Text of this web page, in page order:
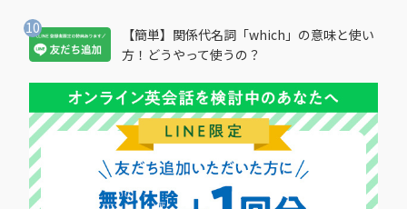
【簡単】関係代名詞「which」の意味と使い
方！どうやって使うの？